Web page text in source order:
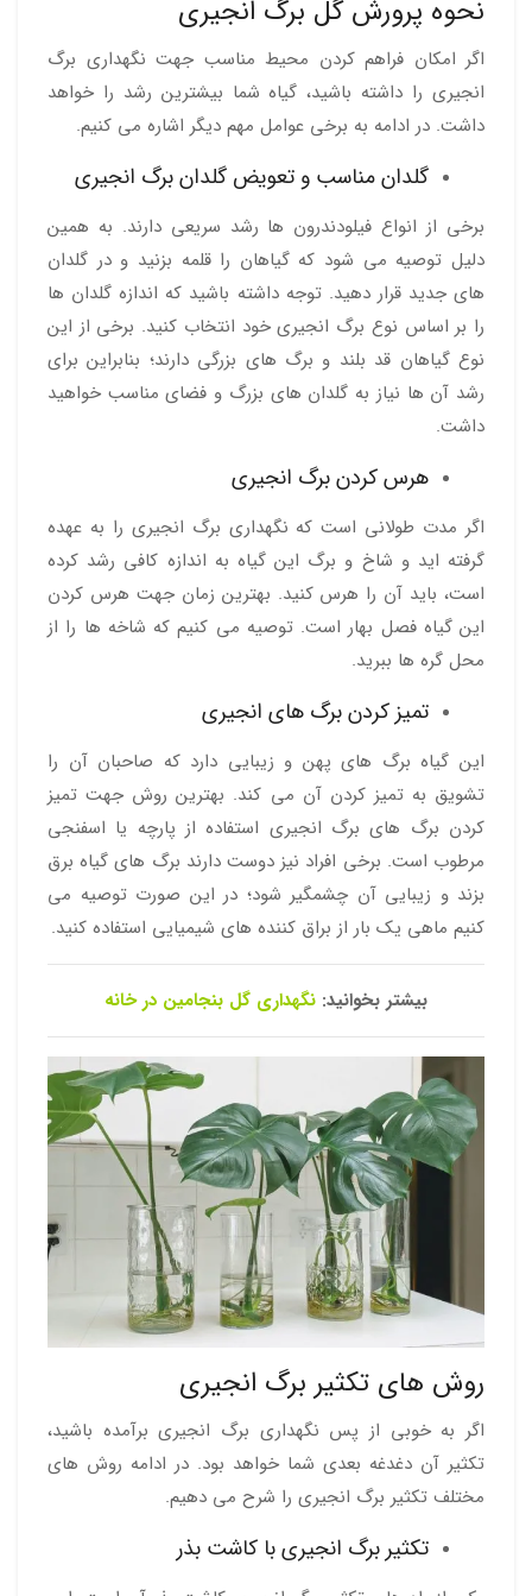
نحوه پرورش گل برگ انجیری
اگر امکان فراهم کردن محیط مناسب جهت نگهداری برگ
انجیری را داشته باشید، گیاه شما بیشترین رشد را خواهد
داشت. در ادامه به برخی عوامل مهم دیگر اشاره می کنیم.
گلدان مناسب و تعویض گلدان برگ انجیری
برخی از انواع فیلودندرون ها رشد سریعی دارند. به همین
دلیل توصیه می شود که گیاهان را قلمه بزنید و در گلدان
های جدید قرار دهید. توجه داشته باشید که اندازه گلدان ها
را بر اساس نوع برگ انجیری خود انتخاب کنید. برخی از این
نوع گیاهان قد بلند و برگ های بزرگی دارند؛ بنابراین برای
رشد آن ها نیاز به گلدان های بزرگ و فضای مناسب خواهید
داشت.
هرس کردن برگ انجیری
اگر مدت طولانی است که نگهداری برگ انجیری را به عهده
گرفته اید و شاخ و برگ این گیاه به اندازه کافی رشد کرده
است، باید آن را هرس کنید. بهترین زمان جهت هرس کردن
این گیاه فصل بهار است. توصیه می کنیم که شاخه ها را از
محل گره ها ببرید.
تمیز کردن برگ های انجیری
این گیاه برگ های پهن و زیبایی دارد که صاحبان آن را
تشویق به تمیز کردن آن می کند. بهترین روش جهت تمیز
کردن برگ های برگ انجیری استفاده از پارچه یا اسفنجی
مرطوب است. برخی افراد نیز دوست دارند برگ های گیاه برق
بزند و زیبایی آن چشمگیر شود؛ در این صورت توصیه می
کنیم ماهی یک بار از براق کننده های شیمیایی استفاده کنید.
بیشتر بخوانید: نگهداری گل بنجامین در خانه
روش های تکثیر برگ انجیری
اگر به خوبی از پس نگهداری برگ انجیری برآمده باشید،
تکثیر آن دغدغه بعدی شما خواهد بود. در ادامه روش های
مختلف تکثیر برگ انجیری را شرح می دهیم.
تکثیر برگ انجیری با کاشت بذر